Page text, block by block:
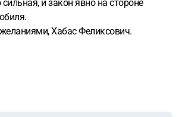
и закон явно на стороне
Хабас Феликсович.